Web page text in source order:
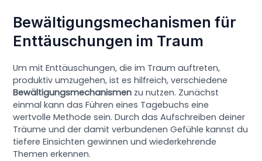
Bewältigungsmechanismen für
Enttäuschungen im Traum
Um mit Enttäuschungen, die im Traum auftreten,
produktiv umzugehen, ist es hilfreich, verschiedene
Bewältigungsmechanismen zu nutzen. Zunächst
einmal kann das Führen eines Tagebuchs eine
wertvolle Methode sein. Durch das Aufschreiben deiner
Träume und der damit verbundenen Gefühle kannst du
tiefere Einsichten gewinnen und wiederkehrende
Themen erkennen.